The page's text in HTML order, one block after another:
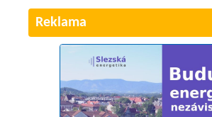
Reklama